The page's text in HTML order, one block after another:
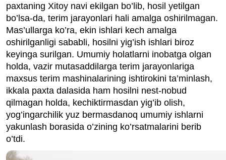
paxtaning Xitoy navi ekilgan bo’lib, hosil yetilgan
bo’lsa-da, terim jarayonlari hali amalga oshirilmagan.
Mas’ullarga ko’ra, ekin ishlari kech amalga
oshirilganligi sababli, hosilni yig’ish ishlari biroz
keyinga surilgan. Umumiy holatlarni inobatga olgan
holda, vazir mutasaddilarga terim jarayonlariga
maxsus terim mashinalarining ishtirokini ta’minlash,
ikkala paxta dalasida ham hosilni nest-nobud
qilmagan holda, kechiktirmasdan yig’ib olish,
yog’ingarchilik yuz bermasdanoq umumiy ishlarni
yakunlash borasida o’zining ko’rsatmalarini berib
o’tdi.